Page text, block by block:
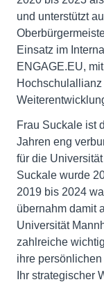
und unterstützt
Einsatz im
ENGAGE.EU,
Frau Suckale ist
Jahren eng
für die
Suckale wurde
2019 bis 2024
übernahm damit
Universität
zahlreiche
ihre
Ihr strategischer